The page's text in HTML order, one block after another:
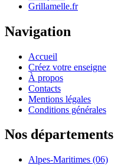
Grillamelle.fr
Navigation
Accueil
Créez votre enseigne
À propos
Contacts
Mentions légales
Conditions générales
Nos départements
Alpes-Maritimes (06)